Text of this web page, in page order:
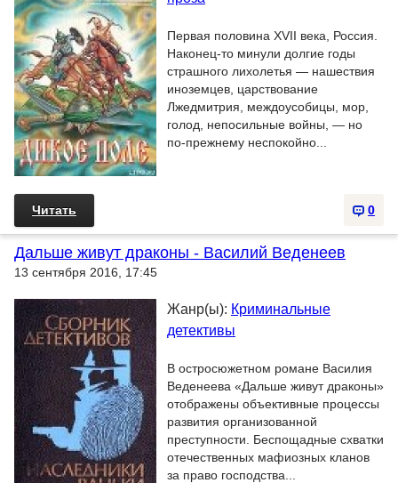
Первая половина XVII века, Россия.
Наконец-то минули долгие годы
страшного лихолетья — нашествия
иноземцев, царствование
Лжедмитрия, междоусобицы, мор,
голод, непосильные войны, — но
по-прежнему неспокойно...
0
Читать
Дальше живут драконы - Василий Веденеев
13 сентября 2016, 17:45
Жанр(ы): Криминальные
детективы
В остросюжетном романе Василия
Веденеева «Дальше живут драконы»
отображены объективные процессы
развития организованной
преступности. Беспощадные схватки
отечественных мафиозных кланов
за право господства...